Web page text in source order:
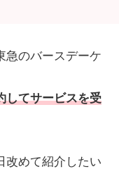
急のバースデーケ
してサービスを受
改めて紹介したい